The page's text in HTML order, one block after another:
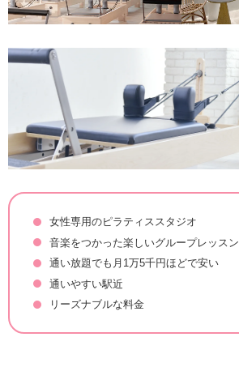
女性専用のピラティススタジオ
音楽をつかった楽しいグループレッスン
通い放題でも月1万5千円ほどで安い
通いやすい駅近
リーズナブルな料金